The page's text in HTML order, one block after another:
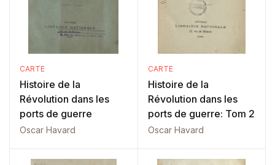
CARTE
Histoire de la
Révolution dans les
ports de guerre
Oscar Havard
CARTE
Histoire de la
Révolution dans les
ports de guerre: Tom 2
Oscar Havard